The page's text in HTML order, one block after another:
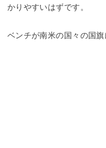
かりやすいはずです。
ベンチが南米の国々の国